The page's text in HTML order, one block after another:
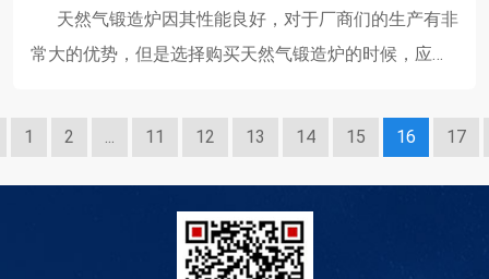
天然气锻造炉因其性能良好，对于厂商们的生产有非
常大的优势，但是选择购买天然气锻造炉的时候，应该
1 2 ... 11 12 13 14 15 16 17